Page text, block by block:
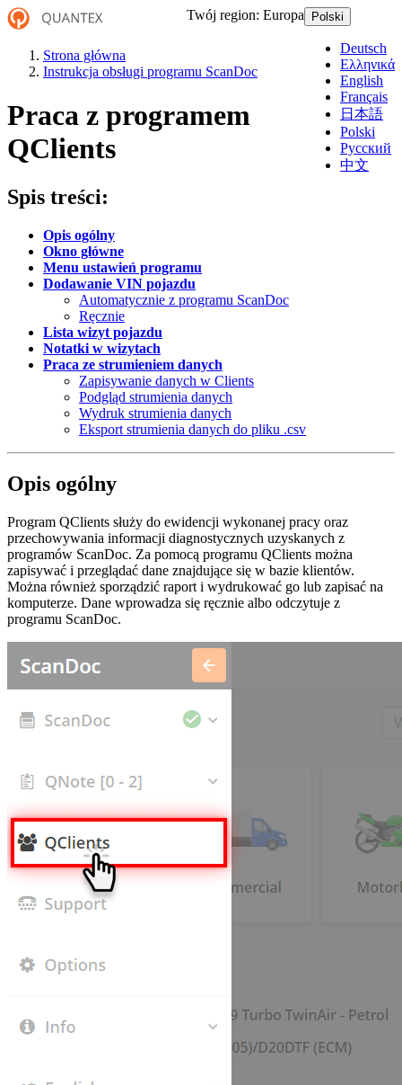
Polski
Deutsch
Ελληνικά
English
Français
日本語
Polski
Русский
中文
Twój region: Europa
Strona główna
Instrukcja obsługi programu ScanDoc
Praca z programem
QClients
Spis treści:
Opis ogólny
Okno główne
Menu ustawień programu
Dodawanie VIN pojazdu
Automatycznie z programu ScanDoc
Ręcznie
Lista wizyt pojazdu
Notatki w wizytach
Praca ze strumieniem danych
Zapisywanie danych w Clients
Podgląd strumienia danych
Wydruk strumienia danych
Eksport strumienia danych do pliku .csv
Opis ogólny
Program QClients służy do ewidencji wykonanej pracy oraz
przechowywania informacji diagnostycznych uzyskanych z
programów ScanDoc. Za pomocą programu QClients można
zapisywać i przeglądać dane znajdujące się w bazie klientów.
Można również sporządzić raport i wydrukować go lub zapisać na
komputerze. Dane wprowadza się ręcznie albo odczytuje z
programu ScanDoc.